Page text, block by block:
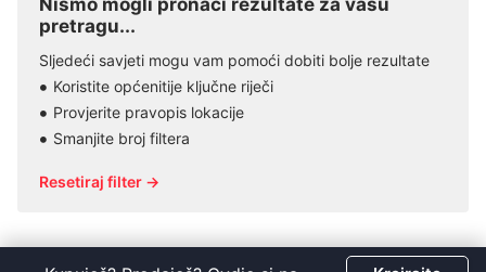
Nismo mogli pronaći rezultate za vašu
pretragu...
Sljedeći savjeti mogu vam pomoći dobiti bolje rezultate
Koristite općenitije ključne riječi
Provjerite pravopis lokacije
Smanjite broj filtera
Resetiraj filter →